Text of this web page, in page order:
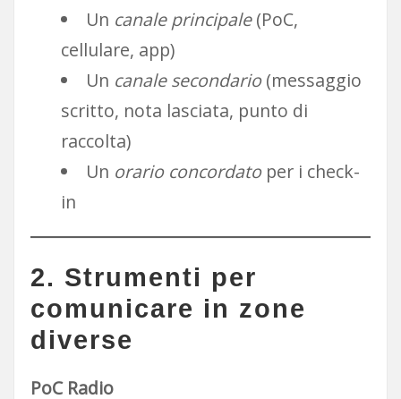
Un canale principale(PoC,
cellulare, app)
Un canale secondario(messaggio
scritto, nota lasciata, punto di
raccolta)
Un orario concordatoper i check-
in
2. Strumenti per
comunicare in zone
diverse
PoC Radio